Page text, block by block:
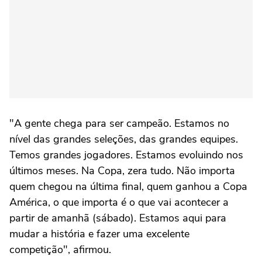
"A gente chega para ser campeão. Estamos no
nível das grandes seleções, das grandes equipes.
Temos grandes jogadores. Estamos evoluindo nos
últimos meses. Na Copa, zera tudo. Não importa
quem chegou na última final, quem ganhou a Copa
América, o que importa é o que vai acontecer a
partir de amanhã (sábado). Estamos aqui para
mudar a história e fazer uma excelente
competição", afirmou.